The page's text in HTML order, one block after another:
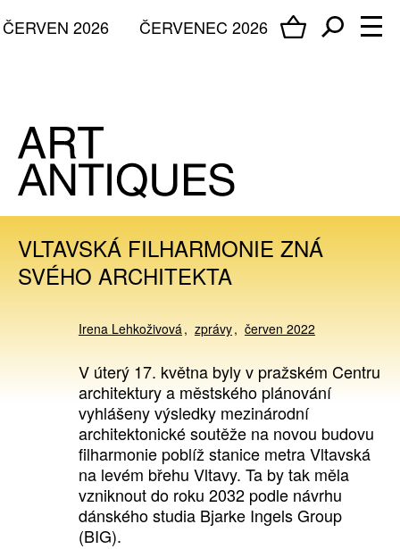
ČERVENEC 2026
ČERVEN 2026
VLTAVSKÁ FILHARMONIE ZNÁ
SVÉHO ARCHITEKTA
Irena Lehkoživová zprávy červen 2022
V úterý 17. května byly v pražském Centru
architektury a městského plánování
vyhlášeny výsledky mezinárodní
architektonické soutěže na novou budovu
filharmonie poblíž stanice metra Vltavská
na levém břehu Vltavy. Ta by tak měla
vzniknout do roku 2032 podle návrhu
dánského studia Bjarke Ingels Group
(BIG).